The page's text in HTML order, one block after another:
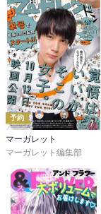
予約
マーガレット
マーガレット編集部